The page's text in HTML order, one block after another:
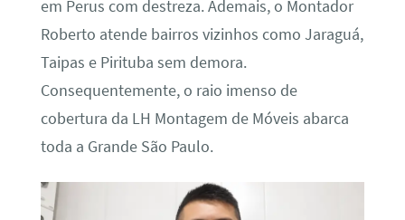
em Perus com destreza. Ademais, o Montador
Roberto atende bairros vizinhos como Jaraguá,
Taipas e Pirituba sem demora.
Consequentemente, o raio imenso de
cobertura da LH Montagem de Móveis abarca
toda a Grande São Paulo.